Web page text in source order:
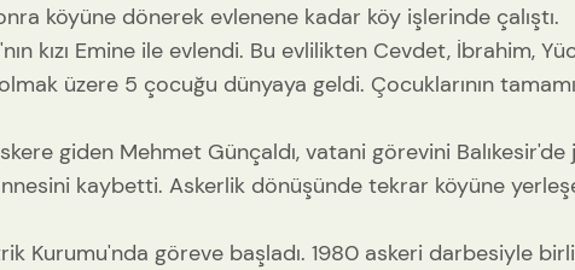
köyüne dönerek evlenene kadar köy işlerinde çalıştı.
kızı Emine ile evlendi. Bu evlilikten Cevdet, İbrahim,
üzere 5 çocuğu dünyaya geldi. Çocuklarının
giden Mehmet Günçaldı, vatani görevini
kaybetti. Askerlik dönüşünde tekrar köyüne
Kurumu'nda göreve başladı. 1980 askeri darbesiyle